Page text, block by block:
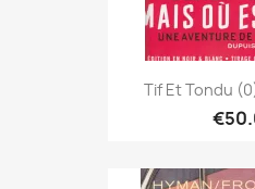
Tif Et Tondu